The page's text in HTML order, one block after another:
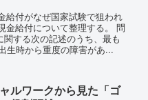
給付がなぜ国家試験で狙われ
金給付について整理する。 問
する次の記述のうち、最も
時から重度の障害があ...
ルワークから見た「ゴ